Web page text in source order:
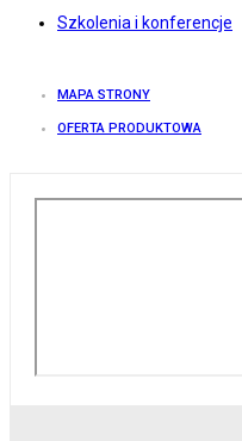
Szkolenia i konferencje
MAPA STRONY
OFERTA PRODUKTOWA